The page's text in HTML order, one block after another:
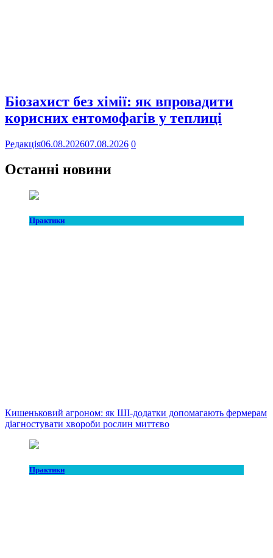
Біозахист без хімії: як впровадити
корисних ентомофагів у теплиці
Редакція06.08.202607.08.2026 0
Останні новини
Практики
Кишеньковий агроном: як ШІ-додатки допомагають фермерам
діагностувати хвороби рослин миттєво
Практики